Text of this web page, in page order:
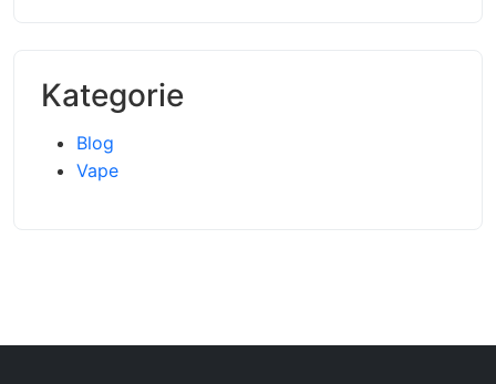
Kategorie
Blog
Vape